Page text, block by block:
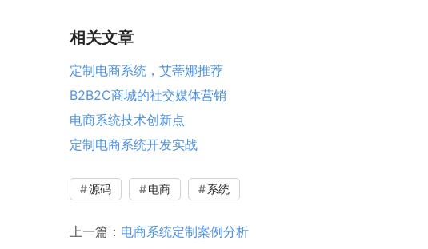
相关文章
定制电商系统，艾蒂娜推荐
B2B2C商城的社交媒体营销
电商系统技术创新点
定制电商系统开发实战
源码 电商 系统
上一篇： 电商系统定制案例分析